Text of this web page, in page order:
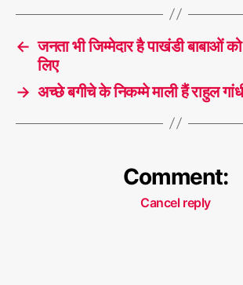
← जनता भी जिम्मेदार है पाखंडी बाबाओं
लिए
→ अच्छे बगीचे के निकम्मे माली हैं राहुल
Comment:
Cancel reply